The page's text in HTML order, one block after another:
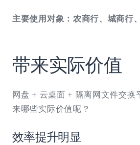
主要使用对象：农商行、城商行
带来实际价值
网盘 + 云桌面 + 隔离网文件交换
来哪些实际价值呢？
效率提升明显